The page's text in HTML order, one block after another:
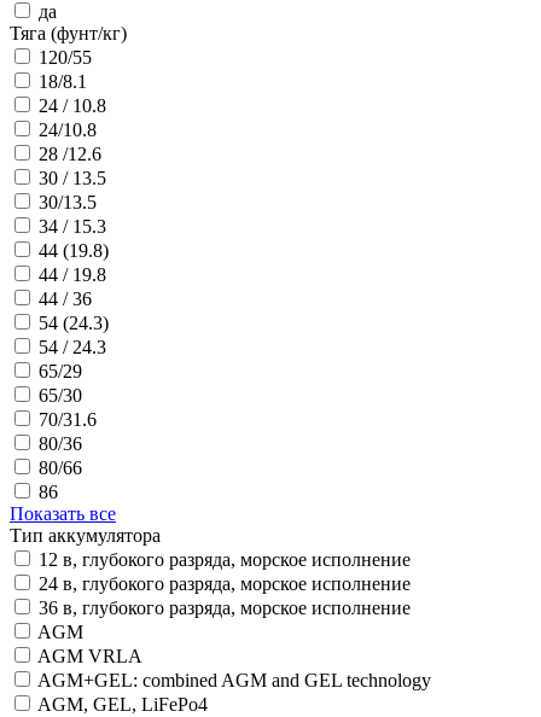
да
Тяга (фунт/кг)
120/55
18/8.1
24 / 10.8
24/10.8
28 /12.6
30 / 13.5
30/13.5
34 / 15.3
44 (19.8)
44 / 19.8
44 / 36
54 (24.3)
54 / 24.3
65/29
65/30
70/31.6
80/36
80/66
86
Показать все
Тип аккумулятора
12 в, глубокого разряда, морское исполнение
24 в, глубокого разряда, морское исполнение
36 в, глубокого разряда, морское исполнение
AGM
AGM VRLA
AGM+GEL: combined AGM and GEL technology
AGM, GEL, LiFePo4